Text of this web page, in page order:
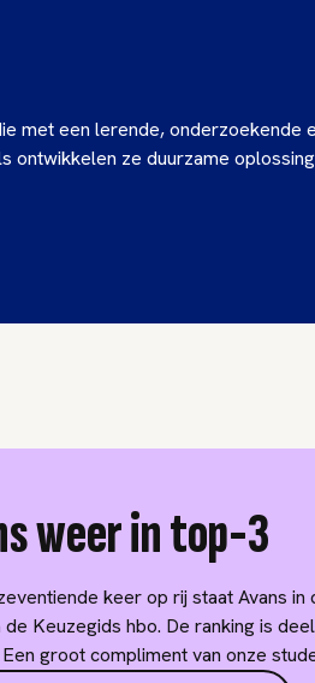
met een lerende, onderzoekende
ontwikkelen ze duurzame
weer in top-3
keer op rij staat Avans
de Keuzegids hbo. De ranking is
groot compliment van onze